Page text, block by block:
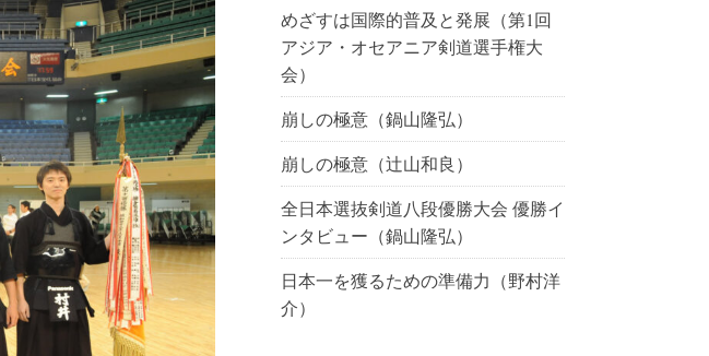
めざすは国際的普及と発展（第1回
アジア・オセアニア剣道選手権大
会）
崩しの極意（鍋山隆弘）
崩しの極意（辻山和良）
全日本選抜剣道八段優勝大会 優勝イ
ンタビュー（鍋山隆弘）
日本一を獲るための準備力（野村洋
介）